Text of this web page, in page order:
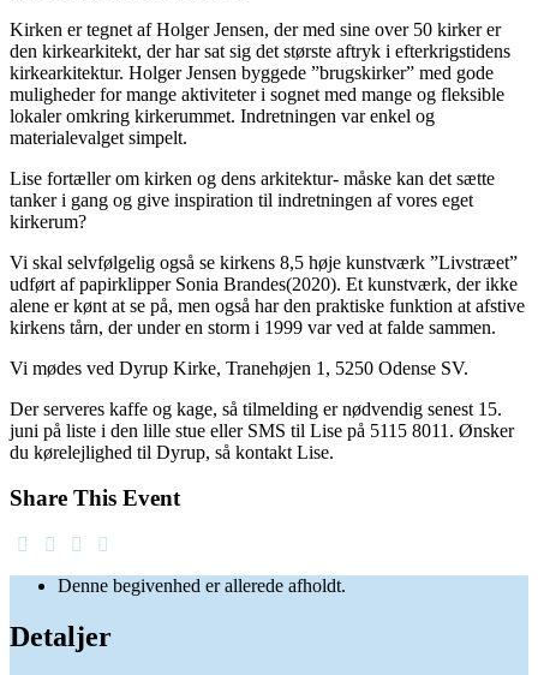
Kirken er tegnet af Holger Jensen, der med sine over 50 kirker er
den kirkearkitekt, der har sat sig det største aftryk i efterkrigstidens
kirkearkitektur. Holger Jensen byggede ”brugskirker” med gode
muligheder for mange aktiviteter i sognet med mange og fleksible
lokaler omkring kirkerummet. Indretningen var enkel og
materialevalget simpelt.
Lise fortæller om kirken og dens arkitektur- måske kan det sætte
tanker i gang og give inspiration til indretningen af vores eget
kirkerum?
Vi skal selvfølgelig også se kirkens 8,5 høje kunstværk ”Livstræet”
udført af papirklipper Sonia Brandes(2020). Et kunstværk, der ikke
alene er kønt at se på, men også har den praktiske funktion at afstive
kirkens tårn, der under en storm i 1999 var ved at falde sammen.
Vi mødes ved Dyrup Kirke, Tranehøjen 1, 5250 Odense SV.
Der serveres kaffe og kage, så tilmelding er nødvendig senest 15.
juni på liste i den lille stue eller SMS til Lise på 5115 8011. Ønsker
du kørelejlighed til Dyrup, så kontakt Lise.
Share This Event
Denne begivenhed er allerede afholdt.
Detaljer